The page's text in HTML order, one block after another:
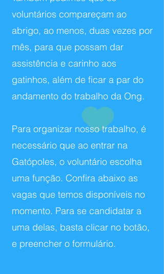
voluntários compareçam ao
abrigo, ao menos, duas vezes por
mês, para que possam dar
assistência e carinho aos
gatinhos, além de ficar a par do
andamento do trabalho da Ong.
Para organizar nosso trabalho, é
necessário que ao entrar na
Gatópoles, o voluntário escolha
uma função. Confira abaixo as
vagas que temos disponíveis no
momento. Para se candidatar a
uma delas, basta clicar no botão,
e preencher o formulário.